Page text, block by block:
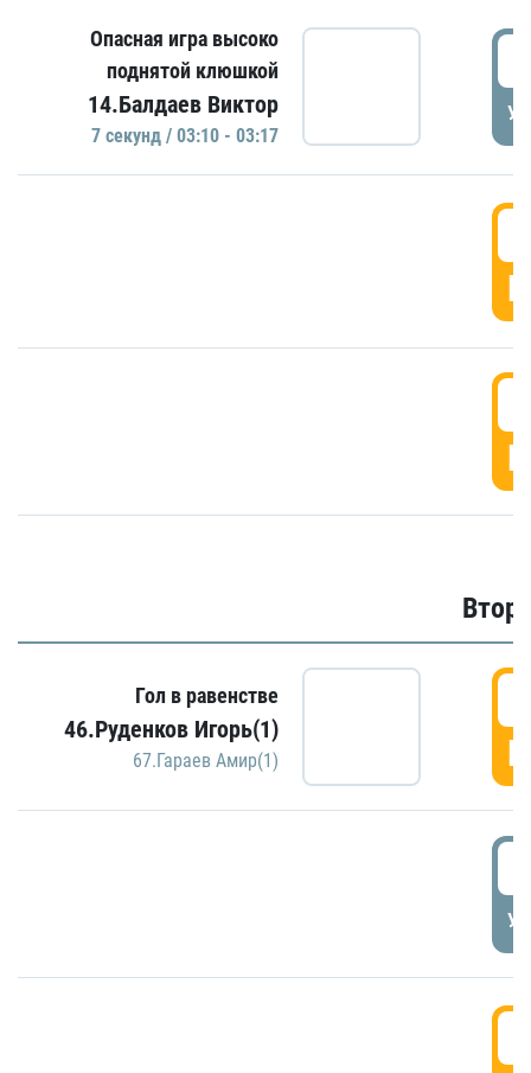
Опасная игра высоко
поднятой клюшкой
14.Балдаев Виктор
7 секунд / 03:10 - 03:17
Гол в равенстве
46.Руденков Игорь(1)
67.Гараев Амир(1)